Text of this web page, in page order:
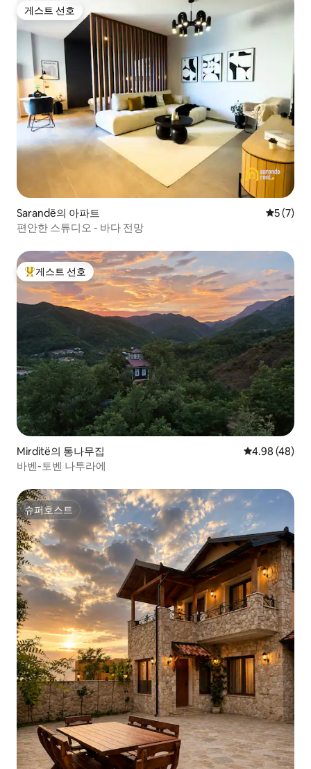
게스트 선호
게스트 선호
Sarandë의 아파트 평점 5점
5 (7)
편안한 스튜디오 - 바다 전망
상위 게스트 선호
게스트 선호
Mirditë의 통나무집 평점 4.98점(5
4.98 (48)
바벤-토벤 나투라에
슈퍼호스트
슈퍼호스트